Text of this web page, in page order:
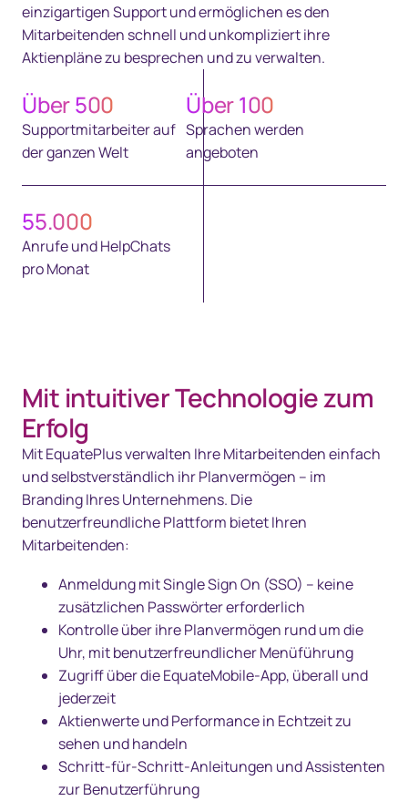
einzigartigen Support und ermöglichen es den
Mitarbeitenden schnell und unkompliziert ihre
Aktienpläne zu besprechen und zu verwalten.
Über500
Supportmitarbeiter auf
der ganzen Welt
Über100
Sprachen werden
angeboten
55.000
Anrufe und HelpChats
pro Monat
Mit intuitiver Technologie zum
Erfolg
Mit EquatePlus verwalten Ihre Mitarbeitenden einfach
und selbstverständlich ihr Planvermögen – im
Branding Ihres Unternehmens. Die
benutzerfreundliche Plattform bietet Ihren
Mitarbeitenden:
Anmeldung mit Single Sign On (SSO) – keine
zusätzlichen Passwörter erforderlich
Kontrolle über ihre Planvermögen rund um die
Uhr, mit benutzerfreundlicher Menüführung
Zugriff über die EquateMobile-App, überall und
jederzeit
Aktienwerte und Performance in Echtzeit zu
sehen und handeln
Schritt-für-Schritt-Anleitungen und Assistenten
zur Benutzerführung